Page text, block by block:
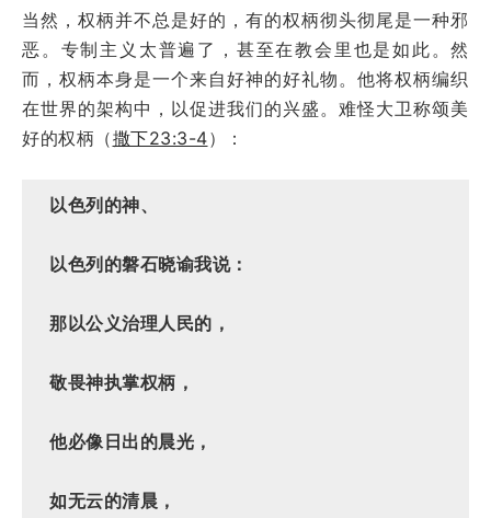
当然，权柄并不总是好的，有的权柄彻头彻尾是一种邪
恶。专制主义太普遍了，甚至在教会里也是如此。然
而，权柄本身是一个来自好神的好礼物。他将权柄编织
在世界的架构中，以促进我们的兴盛。难怪大卫称颂美
好的权柄（撒下23:3-4）：
以色列的神、
以色列的磐石晓谕我说：
那以公义治理人民的，
敬畏神执掌权柄，
他必像日出的晨光，
如无云的清晨，